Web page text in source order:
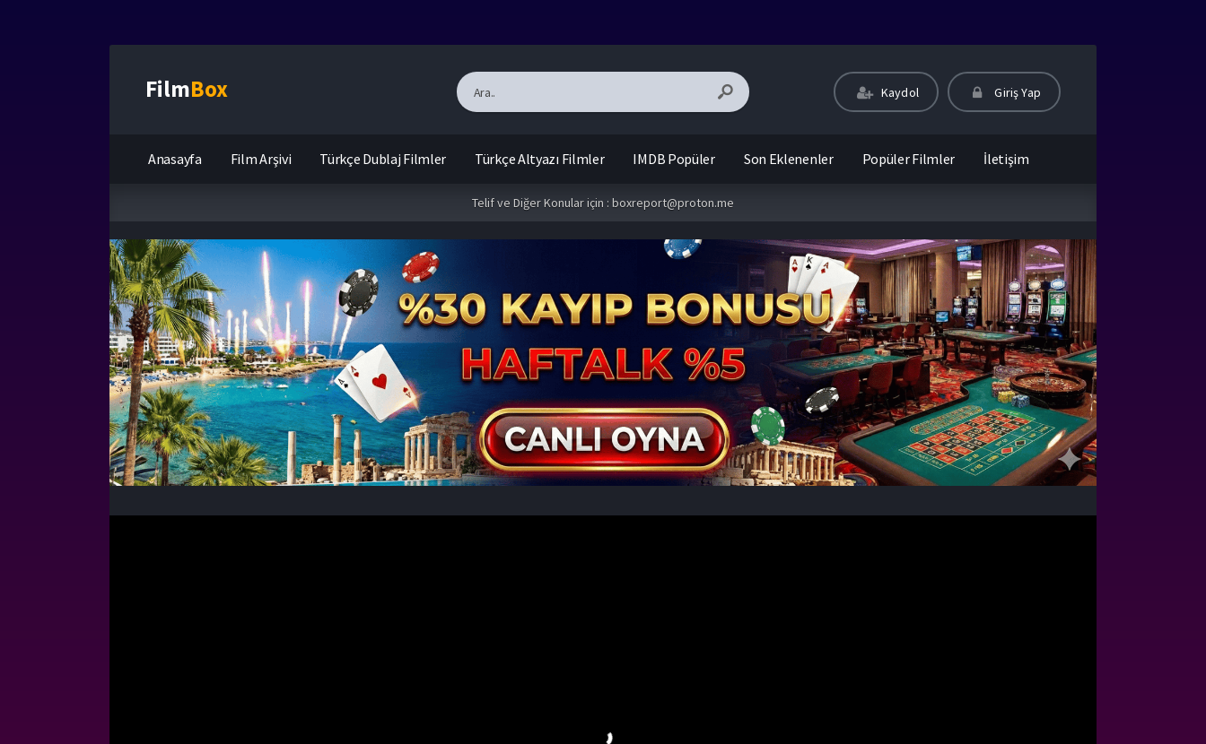
FilmBox Kaydol Giriş Yap
Anasayfa Film Arşivi Türkçe Dublaj Filmler Türkçe Altyazı Filmler IMDB Popüler Son Eklenenler Popüler Filmler İletişim
Telif ve Diğer Konular için : boxreport@proton.me